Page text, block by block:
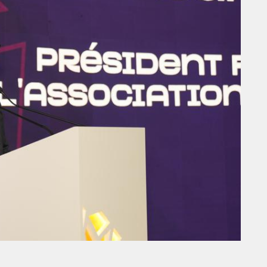
VENDREDI 10 JANVIER 2025
NIKE STUDIO FLEECE : UNE
NOUVELLE GÉNÉRATION DE
VÊTEMENTS DE SPORT PENSÉE